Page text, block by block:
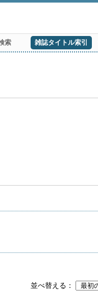
索 雑誌タイトル索引
並べ替える